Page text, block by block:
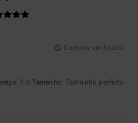
Compra verificada
: 5 /5 Tamanho: Tamanho perfeito